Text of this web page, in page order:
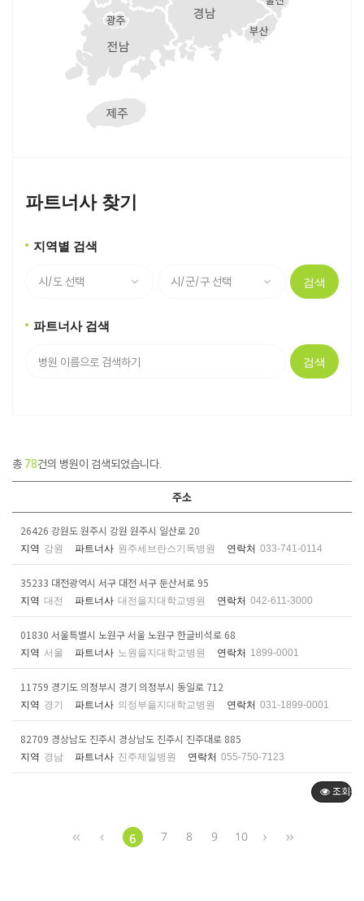
파트너사 찾기
지역별 검색
검색
파트너사 검색
검색
총 78건의 병원이 검색되었습니다.
주소
26426 강원도 원주시 강원 원주시 일산로 20
지역 강원 파트너사 원주세브란스기독병원 연락처 033-741-0114
35233 대전광역시 서구 대전 서구 둔산서로 95
지역 대전 파트너사 대전을지대학교병원 연락처 042-611-3000
01830 서울특별시 노원구 서울 노원구 한글비석로 68
지역 서울 파트너사 노원을지대학교병원 연락처 1899-0001
11759 경기도 의정부시 경기 의정부시 동일로 712
지역 경기 파트너사 의정부을지대학교병원 연락처 031-1899-0001
82709 경상남도 진주시 경상남도 진주시 진주대로 885
지역 경남 파트너사 진주제일병원 연락처 055-750-7123
조회순
6 7 8 9 10